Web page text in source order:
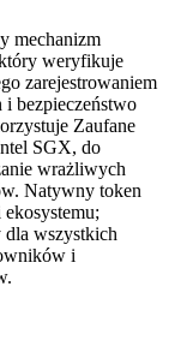
mechanizm
weryfikuje
zarejestrowaniem
bezpieczeństwo
Zaufane
SGX, do
wrażliwych
Natywny token
wszystkich
i